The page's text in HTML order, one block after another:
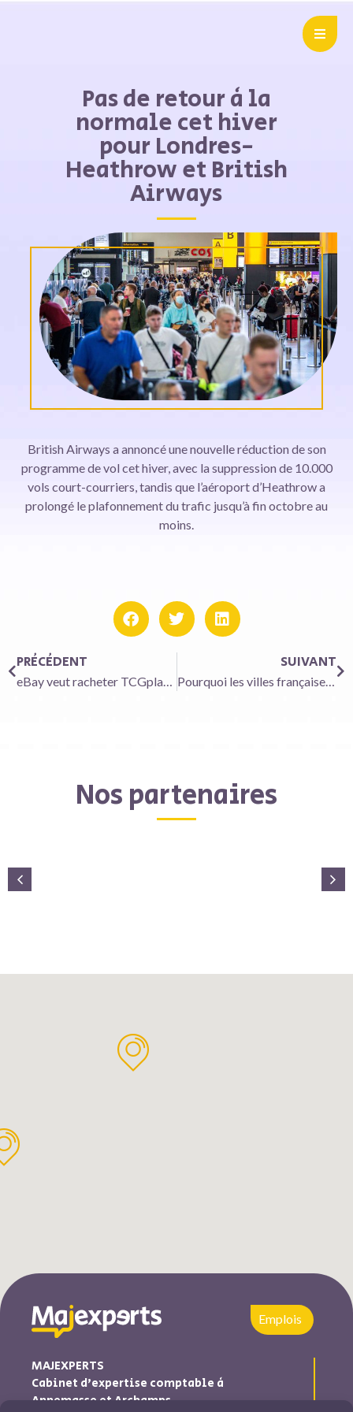
Pas de retour à la
normale cet hiver
pour Londres-
Heathrow et British
Airways
British Airways a annoncé une nouvelle réduction de son
programme de vol cet hiver, avec la suppression de 10.000
vols court-courriers, tandis que l’aéroport d’Heathrow a
prolongé le plafonnement du trafic jusqu’à fin octobre au
moins.
PRÉCÉDENT
eBay veut racheter TCGplayer pour 295 millions de dollars
SUIVANT
Pourquoi les villes françaises s’emballent pour le bus à hydrogène
Nos partenaires
Emplois
MAJEXPERTS
Cabinet d’expertise comptable à
Annemasse et Archamps